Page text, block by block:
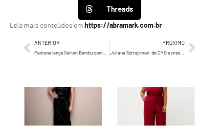
Threads
Leia mais conteúdos em https://abramark.com.br
ANTERIOR PRÓXIMO
Juliana Sztrajtman: de CMO a presidente da Amazon Brasil